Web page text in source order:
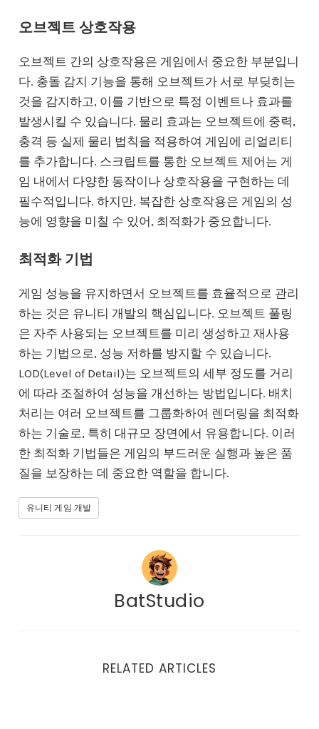
오브젝트 상호작용
오브젝트 간의 상호작용은 게임에서 중요한 부분입니
다. 충돌 감지 기능을 통해 오브젝트가 서로 부딪히는
것을 감지하고, 이를 기반으로 특정 이벤트나 효과를
발생시킬 수 있습니다. 물리 효과는 오브젝트에 중력,
충격 등 실제 물리 법칙을 적용하여 게임에 리얼리티
를 추가합니다. 스크립트를 통한 오브젝트 제어는 게
임 내에서 다양한 동작이나 상호작용을 구현하는 데
필수적입니다. 하지만, 복잡한 상호작용은 게임의 성
능에 영향을 미칠 수 있어, 최적화가 중요합니다.
최적화 기법
게임 성능을 유지하면서 오브젝트를 효율적으로 관리
하는 것은 유니티 개발의 핵심입니다. 오브젝트 풀링
은 자주 사용되는 오브젝트를 미리 생성하고 재사용
하는 기법으로, 성능 저하를 방지할 수 있습니다.
LOD(Level of Detail)는 오브젝트의 세부 정도를 거리
에 따라 조절하여 성능을 개선하는 방법입니다. 배치
처리는 여러 오브젝트를 그룹화하여 렌더링을 최적화
하는 기술로, 특히 대규모 장면에서 유용합니다. 이러
한 최적화 기법들은 게임의 부드러운 실행과 높은 품
질을 보장하는 데 중요한 역할을 합니다.
유니티 게임 개발
BatStudio
RELATED ARTICLES